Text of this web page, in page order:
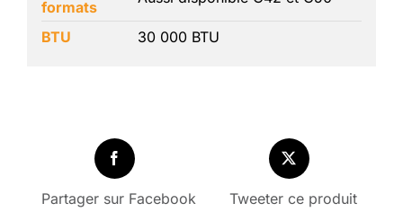
formats
BTU 30 000 BTU
Partager sur Facebook Tweeter ce produit